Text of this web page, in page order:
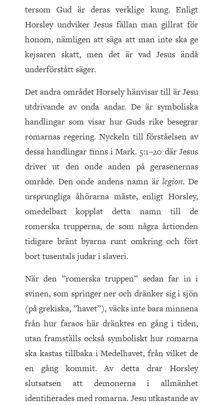
tersom Gud är deras verklige kung. Enligt
Horsley undviker Jesus fällan man gillrat för
honom, nämligen att säga att man inte ska ge
kejsaren skatt, men det är vad Jesus ändå
underförstått säger.
Det andra området Horsely hänvisar till är Jesu
utdrivande av onda andar. De är symboliska
handlingar som visar hur Guds rike besegrar
romarnas regering. Nyckeln till förståelsen av
dessa handlingar finns i Mark. 5:1–20 där Jesus
driver ut den onde anden på gerasenernas
område. Den onde andens namn ärlegion. De
ursprungliga åhörarna måste, enligt Horsley,
omedelbart kopplat detta namn till de
romerska trupperna, de som några årtionden
tidigare bränt byarna runt omkring och fört
bort tusentals judar i slaveri.
När den ”romerska truppen” sedan far in i
svinen, som springer ner och dränker sig i sjön
(på grekiska, ”havet”), väcks inte bara minnena
från hur faraos här dränktes en gång i tiden,
utan framställs också symboliskt hur romarna
ska kastas tillbaka i Medelhavet, från vilket de
en gång kommit. Av detta drar Horsley
slutsatsen att demonerna i allmänhet
identifierades med romarna. Jesu utkastande av